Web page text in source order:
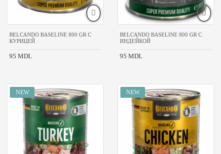
BELCANDO BASELINE 800 GR С
КУРИЦЕЙ
95 MDL
BELCANDO BASELINE 800 GR С
ИНДЕЙКОЙ
95 MDL